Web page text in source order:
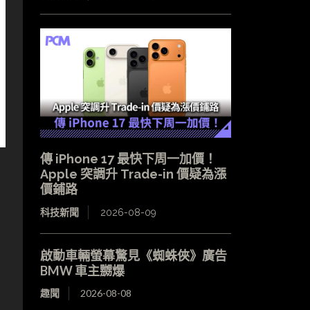
傳 iPhone 17 最快下周一加價！
Apple 突調升 Trade-in 價疑為漲
價鋪路
科技新聞 2026-08-09
啟動車輛螢幕驚見《蜘蛛俠》廣告
BMW 車主嬲爆
趣聞 2026-08-08